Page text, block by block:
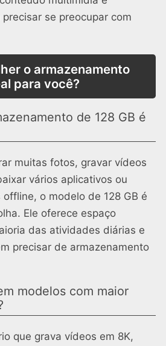
se preocupar com
o armazenamento
para você?
de 128 GB é
muitas fotos, gravar vídeos
vários aplicativos ou
o modelo de 128 GB é
Ele oferece espaço
das atividades diárias e
precisar de armazenamento
modelos com maior
que grava vídeos em 8K,